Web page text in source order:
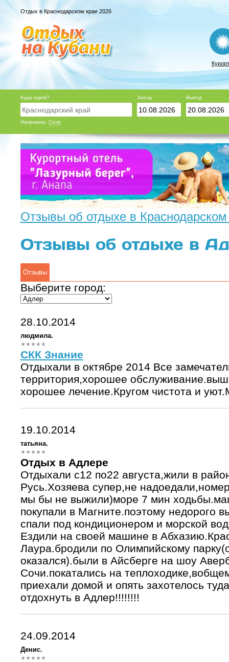
Отдых в Краснодарском крае 2026
Куда едем?
Например: Сочи
Заезд Выезд
Отзывы об отдыхе в Краснодарском
Отзывы об отдыхе в
Отзывы
Выберите город:
28.10.2014
людмила.
СКК Знание
Отдыхали в октябре 2014 Все
территория,хорошее
хорошее лечение.Кругом чистота и
19.10.2014
татьяна.
Отдых в Адлере
Oтдыхали с12 по22 августа,жили в
Русь.Хозяева супер,не
мы бы не выжили)море 7 мин
покупали в Магните.поэтому недорого
спали под кондиционером и морской
Ездили на своей машине в
Лаура.бродили по Олимпийскому
оказался).были в Айсберге на шоу
Сочи.покатались на
приехали домой и опять захотелось
отдохнуть в Адлер!!!!!!!!
24.09.2014
Денис.